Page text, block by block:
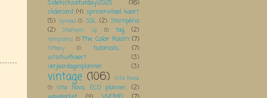
Sidekicksaturday2025
(16)
slidercard (4) spinnerwheel kaart
(5) spread (1) SSL (2) Stampéria
(2)
Stampin' Up (1) tag (2)
templates (1) The Color Room (7)
Tiffany (1) tutorials; (7)
uitschuifkaart
(3)
Verjaardagenplanner
(3)
vintage (106)
Vita Nova
(1) Vita Nova; ECD planner; (2)